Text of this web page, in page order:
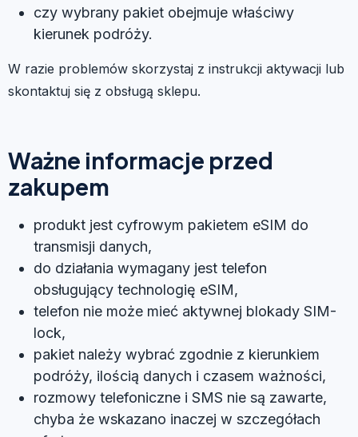
czy wybrany pakiet obejmuje właściwy
kierunek podróży.
W razie problemów skorzystaj z instrukcji aktywacji lub
skontaktuj się z obsługą sklepu.
Ważne informacje przed
zakupem
produkt jest cyfrowym pakietem eSIM do
transmisji danych,
do działania wymagany jest telefon
obsługujący technologię eSIM,
telefon nie może mieć aktywnej blokady SIM-
lock,
pakiet należy wybrać zgodnie z kierunkiem
podróży, ilością danych i czasem ważności,
rozmowy telefoniczne i SMS nie są zawarte,
chyba że wskazano inaczej w szczegółach